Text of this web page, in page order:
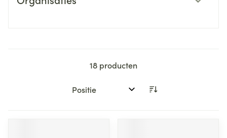
18 producten
Sorteer op: